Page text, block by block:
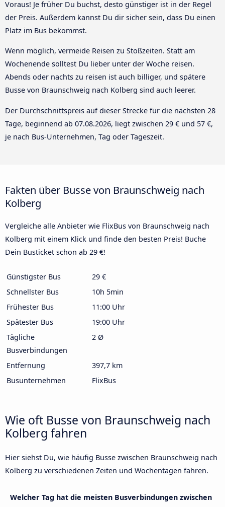
Voraus! Je früher Du buchst, desto günstiger ist in der Regel
der Preis. Außerdem kannst Du dir sicher sein, dass Du einen
Platz im Bus bekommst.
Wenn möglich, vermeide Reisen zu Stoßzeiten. Statt am
Wochenende solltest Du lieber unter der Woche reisen.
Abends oder nachts zu reisen ist auch billiger, und spätere
Busse von Braunschweig nach Kolberg sind auch leerer.
Der Durchschnittspreis auf dieser Strecke für die nächsten 28
Tage, beginnend ab 07.08.2026, liegt zwischen 29 € und 57 €,
je nach Bus-Unternehmen, Tag oder Tageszeit.
Fakten über Busse von Braunschweig nach
Kolberg
Vergleiche alle Anbieter wie FlixBus von Braunschweig nach
Kolberg mit einem Klick und finde den besten Preis! Buche
Dein Busticket schon ab 29 €!
Günstigster Bus
29 €
Schnellster Bus
10h 5min
Frühester Bus
11:00 Uhr
Spätester Bus
19:00 Uhr
Tägliche
Busverbindungen
2 Ø
Entfernung
397,7 km
Busunternehmen
FlixBus
Wie oft Busse von Braunschweig nach
Kolberg fahren
Hier siehst Du, wie häufig Busse zwischen Braunschweig nach
Kolberg zu verschiedenen Zeiten und Wochentagen fahren.
Welcher Tag hat die meisten Busverbindungen zwischen